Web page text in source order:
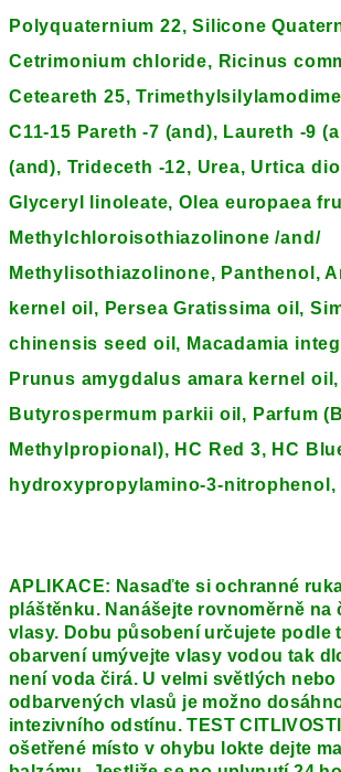
Polyquaternium 22, Silicone
Cetrimonium chloride, Ricinus
Ceteareth 25,
C11-15 Pareth -7 (and), Laureth -9
(and), Trideceth -12, Urea, Urtica
Glyceryl linoleate, Olea europaea
Methylchloroisothiazolinone /and/
Methylisothiazolinone, Panthenol,
kernel oil, Persea Gratissima oil,
chinensis seed oil, Macadamia
Prunus amygdalus amara kernel oil,
Butyrospermum parkii oil, Parfum
Methylpropional), HC Red 3, HC
hydroxypropylamino-3-nitrophenol,
APLIKACE: Nasaďte si ochranné
pláštěnku. Nanášejte rovnoměrně na
vlasy. Dobu působení určujete podle
obarvení umývejte vlasy vodou tak
není voda čirá. U velmi světlých nebo
odbarvených vlasů je možno
intezivního odstínu. TEST
ošetřené místo v ohybu lokte dejte